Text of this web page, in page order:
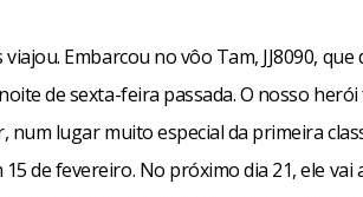
viajou. Embarcou no vôo Tam, JJ8090,
de sexta-feira passada. O nosso
num lugar muito especial da primeira
de fevereiro. No próximo dia 21, ele vai